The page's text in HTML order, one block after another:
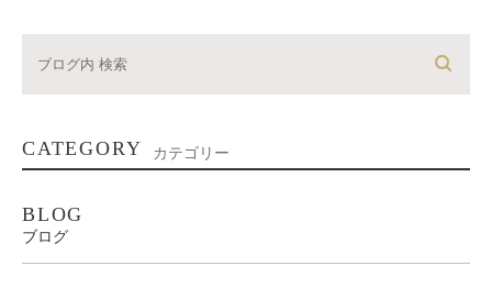
CATEGORY カテゴリー
BLOG
ブログ